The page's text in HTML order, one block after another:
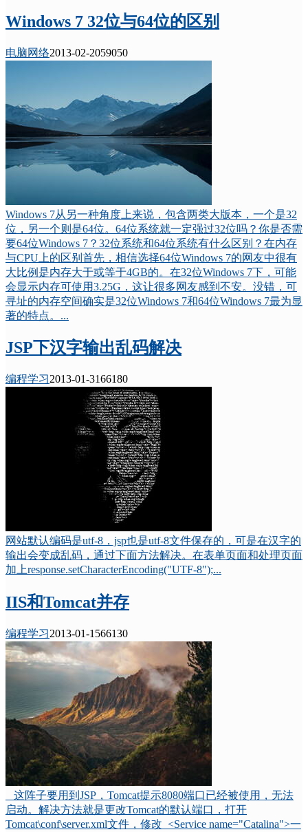
Windows 7 32位与64位的区别
电脑网络2013-02-2059050
Windows 7从另一种角度上来说，包含两类大版本，一个是32
位，另一个则是64位。64位系统就一定强过32位吗？你是否需
要64位Windows 7？32位系统和64位系统有什么区别？在内存
与CPU上的区别首先，相信选择64位Windows 7的网友中很有
大比例是内存大于或等于4GB的。在32位Windows 7下，可能
会显示内存可使用3.25G，这让很多网友感到不安。没错，可
寻址的内存空间确实是32位Windows 7和64位Windows 7最为显
著的特点。...
JSP下汉字输出乱码解决
编程学习2013-01-3166180
网站默认编码是utf-8，jsp也是utf-8文件保存的，可是在汉字的
输出会变成乱码，通过下面方法解决。在表单页面和处理页面
加上response.setCharacterEncoding("UTF-8");...
IIS和Tomcat并存
编程学习2013-01-1566130
这阵子要用到JSP，Tomcat提示8080端口已经被使用，无法
启动。解决方法就是更改Tomcat的默认端口，打开
Tomcat\conf\server.xml文件，修改 <Service name="Catalina">一